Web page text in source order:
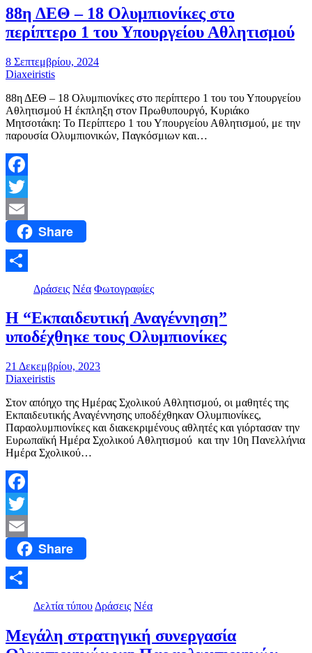
88η ΔΕΘ – 18 Ολυμπιονίκες στο
περίπτερο 1 του Υπουργείου Αθλητισμού
8 Σεπτεμβρίου, 2024
Diaxeiristis
88η ΔΕΘ – 18 Ολυμπιονίκες στο περίπτερο 1 του του Υπουργείου
Αθλητισμού Η έκπληξη στον Πρωθυπουργό, Κυριάκο
Μητσοτάκη: Το Περίπτερο 1 του Υπουργείου Αθλητισμού, με την
παρουσία Ολυμπιονικών, Παγκόσμιων και…
Facebook
Twitter
Email Share
Μοιραστείτε
Δράσεις Νέα Φωτογραφίες
Η “Εκπαιδευτική Αναγέννηση”
υποδέχθηκε τους Ολυμπιονίκες
21 Δεκεμβρίου, 2023
Diaxeiristis
Στον απόηχο της Ημέρας Σχολικού Αθλητισμού, οι μαθητές της
Εκπαιδευτικής Αναγέννησης υποδέχθηκαν Ολυμπιονίκες,
Παραολυμπιονίκες και διακεκριμένους αθλητές και γιόρτασαν την
Ευρωπαϊκή Ημέρα Σχολικού Αθλητισμού και την 10η Πανελλήνια
Ημέρα Σχολικού…
Facebook
Twitter
Email Share
Μοιραστείτε
Δελτία τύπου Δράσεις Νέα
Μεγάλη στρατηγική συνεργασία